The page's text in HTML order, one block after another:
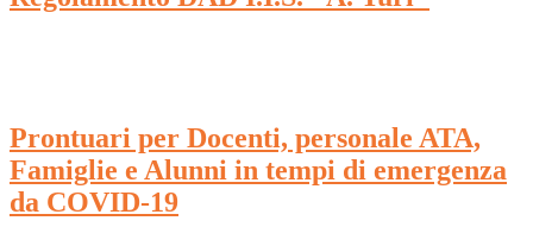
Prontuari per Docenti, personale ATA,
Famiglie e Alunni in tempi di emergenza
da COVID-19